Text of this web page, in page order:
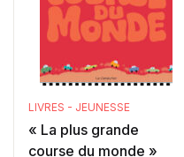
LIVRES - JEUNESSE
« La plus grande
course du monde »